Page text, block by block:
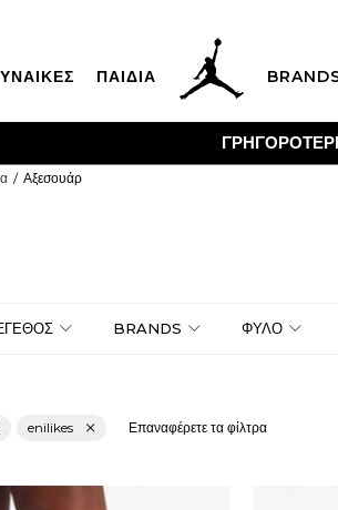
ΠΑΙΔΙΑ
Αξεσουάρ
BRANDS ΦΥΛΟ
enilikes Επαναφέρετε τα φίλτρα